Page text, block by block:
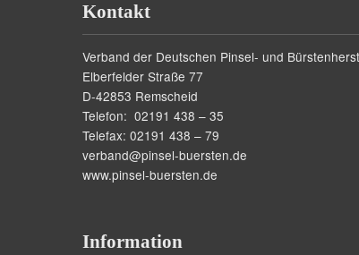
Kontakt
Verband der Deutschen Pinsel- und
Elberfelder Straße 77
D-42853 Remscheid
Telefon: 02191 438 – 35
Telefax: 02191 438 – 79
verband@pinsel-buersten.de
www.pinsel-buersten.de
Information